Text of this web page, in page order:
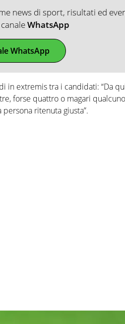
news di sport, risultati ed
WhatsApp
WhatsApp
in extremis tra i candidati: “Da
forse quattro o magari
ritenuta giusta”.